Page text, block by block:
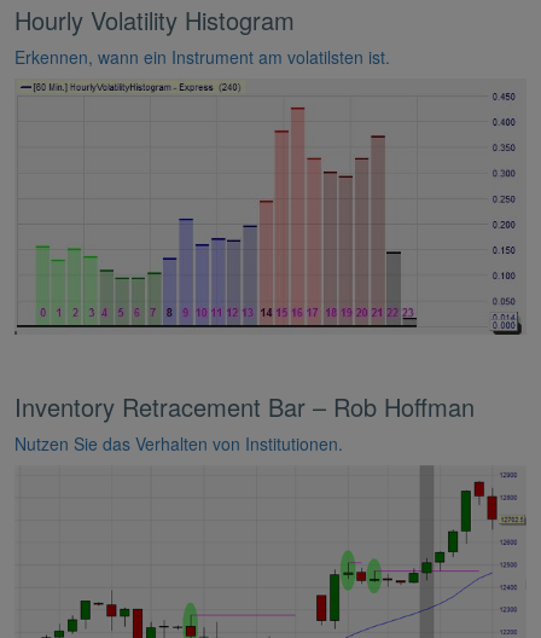
Hourly Volatility Histogram
Erkennen, wann ein Instrument am volatilsten ist.
Inventory Retracement Bar – Rob Hoffman
Nutzen Sie das Verhalten von Institutionen.